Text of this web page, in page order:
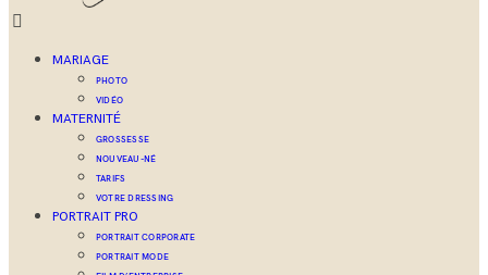
MARIAGE
PHOTO
VIDÉO
MATERNITÉ
GROSSESSE
NOUVEAU-NÉ
TARIFS
VOTRE DRESSING
PORTRAIT PRO
PORTRAIT CORPORATE
PORTRAIT MODE